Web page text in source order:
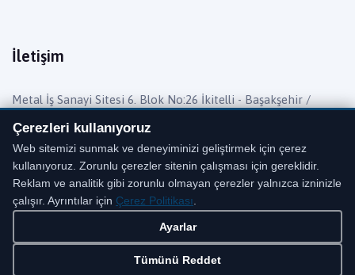
İletişim
Metal İş Sanayi Sitesi 6. Blok No:26 İkitelli - Başakşehir /
Telefon: 0 (212) 482 27 55
Mail: info@barisyedekparca.com.tr
Copyright © 2020 BARIŞ YEDEK PARÇA San. Ltd. Şti. Tüm hakları
Çerezleri kullanıyoruz
Web sitemizi sunmak ve deneyiminizi geliştirmek için çerez
kullanıyoruz. Zorunlu çerezler sitenin çalışması için gereklidir.
Reklam ve analitik gibi zorunlu olmayan çerezler yalnızca izninizle
çalışır. Ayrıntılar için Çerez Politikası.
Ayarlar
Tümünü Reddet